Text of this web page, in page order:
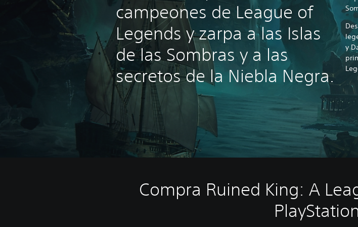
campeones de League of
Legends y zarpa a las Islas
de las Sombras y a las
secretos de la Niebla Negra.
y
Compra Ruined King: A